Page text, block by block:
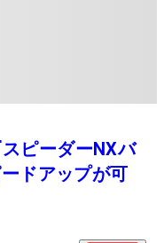
ピーダーNXバ
ドアップが可